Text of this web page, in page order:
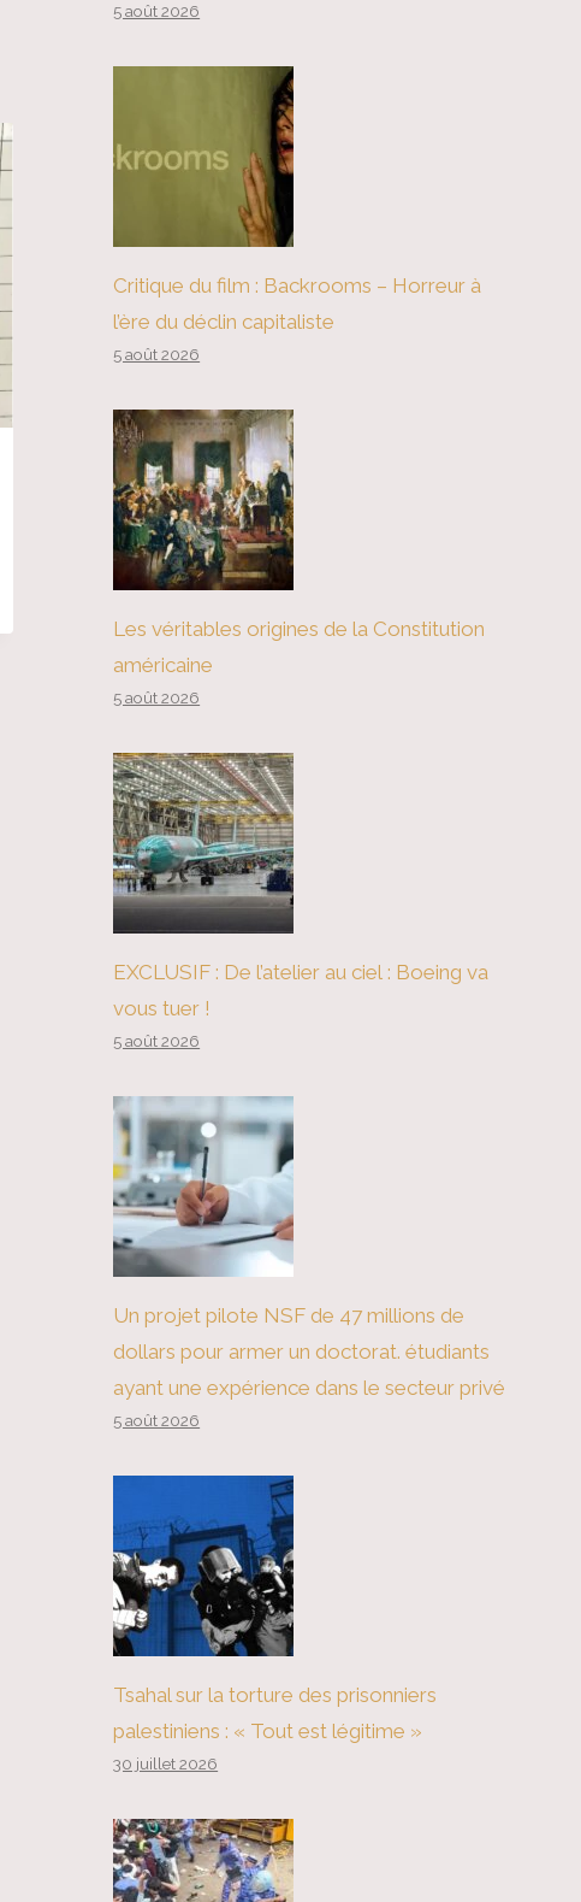
Une famine de la fabrication
impérialiste
5 août 2026
Critique du film : Backrooms – Horreur à
l’ère du déclin capitaliste
5 août 2026
Les véritables origines de la Constitution
américaine
5 août 2026
EXCLUSIF : De l’atelier au ciel : Boeing va
vous tuer !
5 août 2026
Un projet pilote NSF de 47 millions de
dollars pour armer un doctorat. étudiants
ayant une expérience dans le secteur privé
5 août 2026
Tsahal sur la torture des prisonniers
palestiniens : « Tout est légitime »
30 juillet 2026